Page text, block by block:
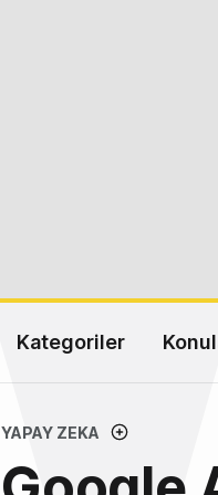
Kategoriler
YAPAY ZEKA